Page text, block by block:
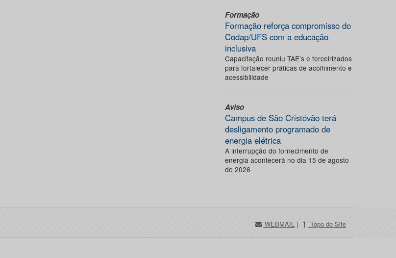
Formação
Formação reforça compromisso do
Codap/UFS com a educação
inclusiva
Capacitação reuniu TAE’s e terceirizados
para fortalecer práticas de acolhimento e
acessibilidade
Aviso
Campus de São Cristóvão terá
desligamento programado de
energia elétrica
A interrupção do fornecimento de
energia acontecerá no dia 15 de agosto
de 2026
WEBMAIL | Topo do Site